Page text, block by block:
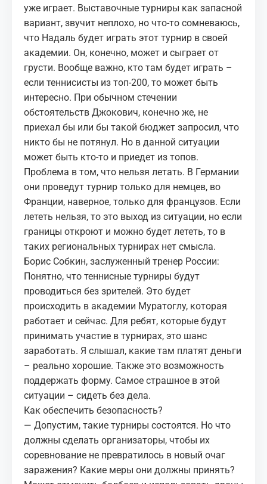
уже играет. Выставочные турниры как запасной
вариант, звучит неплохо, но что-то сомневаюсь,
что Надаль будет играть этот турнир в своей
академии. Он, конечно, может и сыграет от
грусти. Вообще важно, кто там будет играть –
если теннисисты из топ-200, то может быть
интересно. При обычном стечении
обстоятельств Джокович, конечно же, не
приехал бы или бы такой бюджет запросил, что
никто бы не потянул. Но в данной ситуации
может быть кто-то и приедет из топов.
Проблема в том, что нельзя летать. В Германии
они проведут турнир только для немцев, во
Франции, наверное, только для французов. Если
лететь нельзя, то это выход из ситуации, но если
границы откроют и можно будет лететь, то в
таких региональных турнирах нет смысла.
Борис Собкин, заслуженный тренер России:
Понятно, что теннисные турниры будут
проводиться без зрителей. Это будет
происходить в академии Муратоглу, которая
работает и сейчас. Для ребят, которые будут
принимать участие в турнирах, это шанс
заработать. Я слышал, какие там платят деньги
– реально хорошие. Также это возможность
поддержать форму. Самое страшное в этой
ситуации – сидеть без дела.
Как обеспечить безопасность?
— Допустим, такие турниры состоятся. Но что
должны сделать организаторы, чтобы их
соревнование не превратилось в новый очаг
заражения? Какие меры они должны принять?